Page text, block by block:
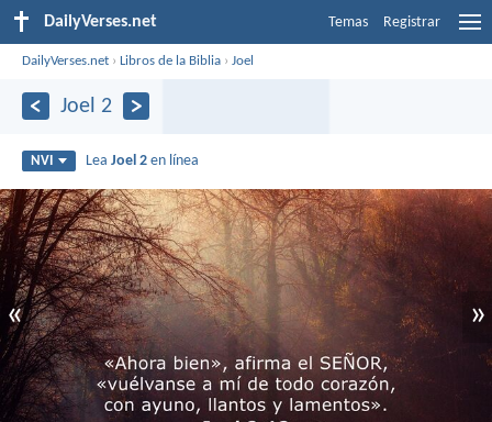
DailyVerses.net Temas Registrar
DailyVerses.net ›Libros de la Biblia ›Joel
Joel 2
NVI LeaJoel 2 en línea
« »